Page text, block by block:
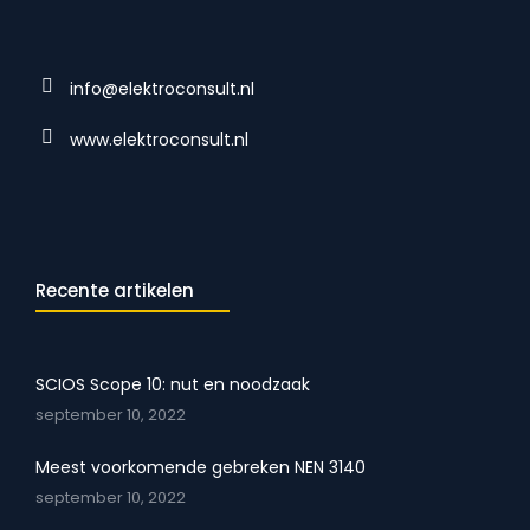
info@elektroconsult.nl
www.elektroconsult.nl
Recente artikelen
SCIOS Scope 10: nut en noodzaak
september 10, 2022
Meest voorkomende gebreken NEN 3140
september 10, 2022